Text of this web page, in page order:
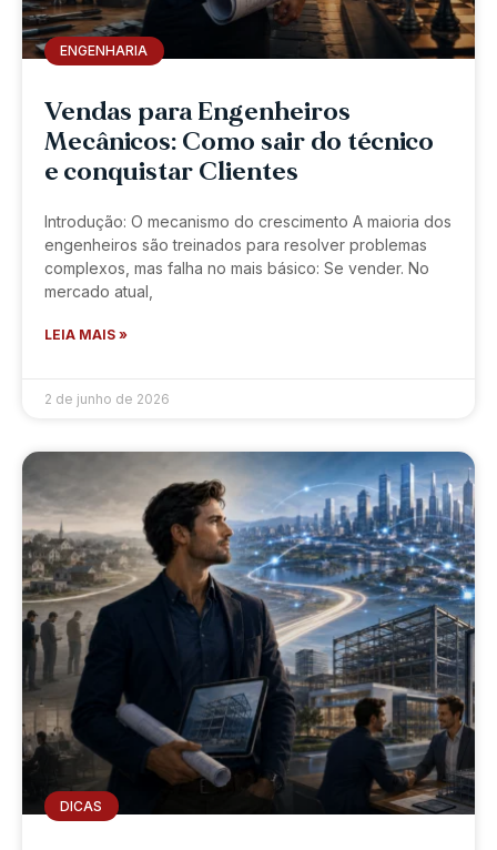
ENGENHARIA
Vendas para Engenheiros
Mecânicos: Como sair do técnico
e conquistar Clientes
Introdução: O mecanismo do crescimento A maioria dos
engenheiros são treinados para resolver problemas
complexos, mas falha no mais básico: Se vender. No
mercado atual,
LEIA MAIS »
2 de junho de 2026
DICAS